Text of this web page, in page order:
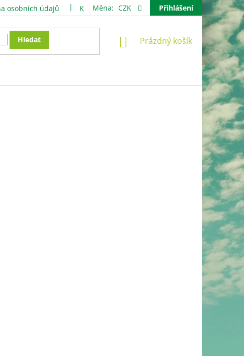
osobních údajů Kontakty
Měna: CZK Přihlášení
Hledat
NÁKUPNÍ
Prázdný košík